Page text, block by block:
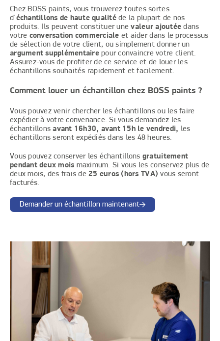
Chez BOSS paints, vous trouverez toutes sortes
d'échantillons de haute qualitéde la plupart de nos
produits. Ils peuvent constituer unevaleur ajoutée dans
votre conversation commerciale et aider dans le processus
de sélection de votre client, ou simplement donner un
argument supplémentairepour convaincre votre client.
Assurez-vous de profiter de ce service et de louer les
échantillons souhaités rapidement et facilement.
Comment louer un échantillon chez BOSS paints ?
Vous pouvez venir chercher les échantillons ou les faire
expédier à votre convenance. Si vous demandez les
échantillonsavant 16h30, avant 15h le vendredi, les
échantillons seront expédiés dans les 48 heures.
Vous pouvez conserver les échantillons gratuitement
pendant deux mois maximum. Si vous les conservez plus de
deux mois, des frais de25 euros (hors TVA) vous seront
facturés.
Demander un échantillon maintenant